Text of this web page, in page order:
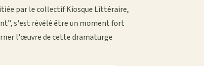
par le collectif Kiosque Littéraire,
s'est révélé être un moment fort
l'œuvre de cette dramaturge